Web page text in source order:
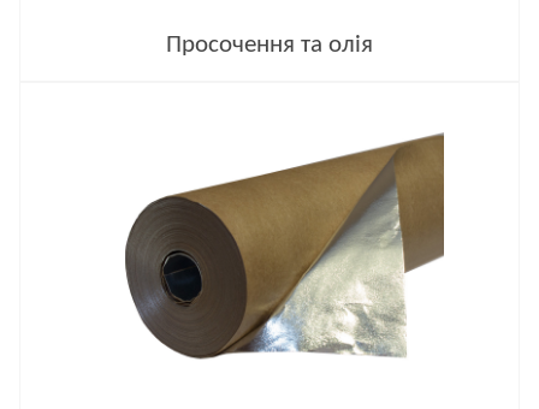
Просочення та олія